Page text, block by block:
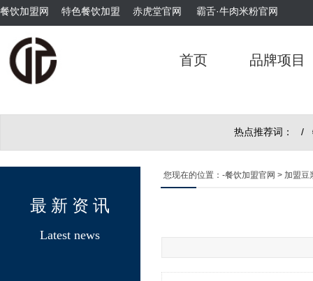
首页 品牌项目
餐饮加盟网 特色餐饮加盟 赤虎堂官网 霸舌·牛肉米粉官网
最 新 资 讯
Latest news
热点推荐词： /
您现在的位置： -餐饮加盟官网 > 加盟豆